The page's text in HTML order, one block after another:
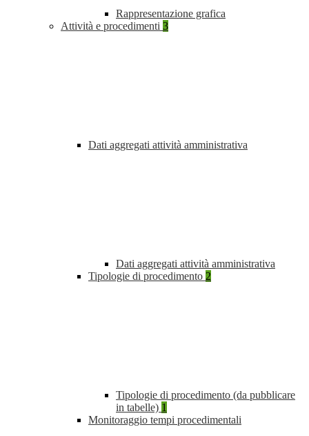
Rappresentazione grafica
Attività e procedimenti 3
Dati aggregati attività amministrativa
Dati aggregati attività amministrativa
Tipologie di procedimento 2
Tipologie di procedimento (da pubblicare
in tabelle) 1
Monitoraggio tempi procedimentali